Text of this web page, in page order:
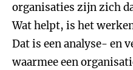
organisaties zijn zich
Wat helpt, is het
Dat is een analyse- en
waarmee een